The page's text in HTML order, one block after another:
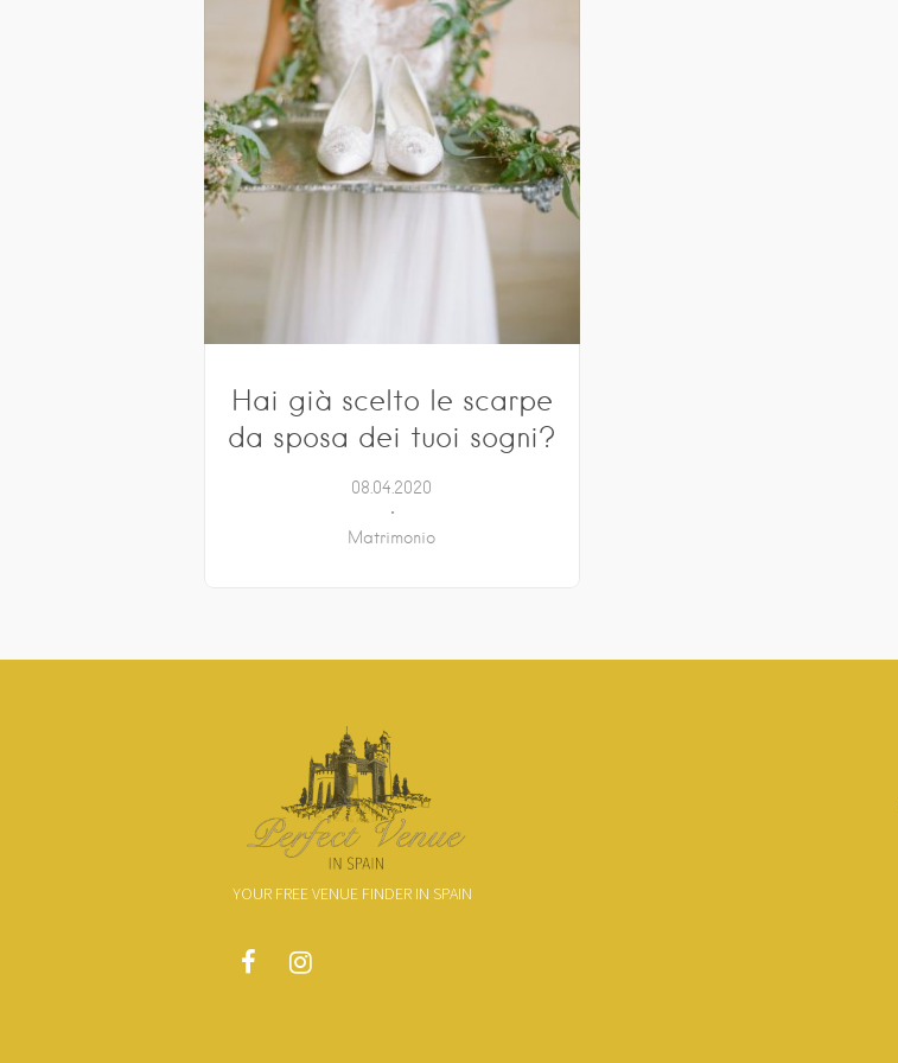
Hai già scelto le scarpe
da sposa dei tuoi sogni?
08.04.2020
Matrimonio
YOUR FREE VENUE FINDER IN SPAIN